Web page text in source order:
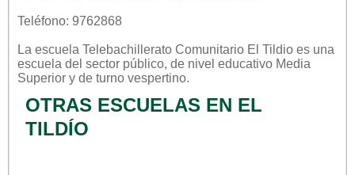
Teléfono: 9762868
La escuela Telebachillerato Comunitario El Tildio es una
escuela del sector público, de nivel educativo Media
Superior y de turno vespertino.
OTRAS ESCUELAS EN EL
TILDÍO